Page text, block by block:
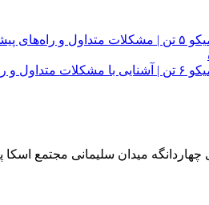
پیشگیری
پیشگیری
میدان سلیمانی مجتمع اسکا